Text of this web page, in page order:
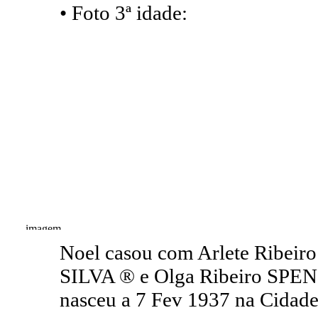
• Foto 3ª idade:
Noel casou com Arlete
SILVA ® e Olga Ribeiro
nasceu a 7 Fev 1937 na